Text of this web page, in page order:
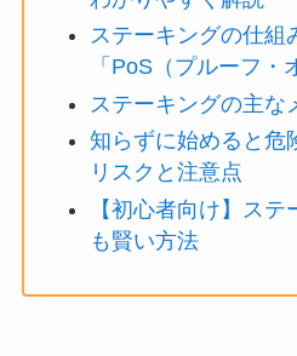
ステーキングの仕組
「PoS（プルーフ・
ステーキングの主な
知らずに始めると危
リスクと注意点
【初心者向け】ス
も賢い方法